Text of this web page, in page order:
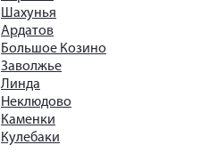
Шахунья
Ардатов
Большое Козино
Заволжье
Линда
Неклюдово
Каменки
Кулебаки